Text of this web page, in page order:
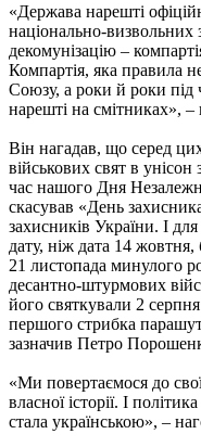
«Держава нарешті
національно-визвольних
декомунізацію –
Компартія, яка правила
Союзу, а роки й роки під
нарешті на смітниках»,
Він нагадав, що серед
військових свят в
час нашого Дня
скасував «День
захисників України. І
дату, ніж дата 14
21 листопада минулого
десантно-штурмових
його святкували 2
першого стрибка
зазначив Петро
«Ми повертаємося до
власної історії. І
стала українською», –